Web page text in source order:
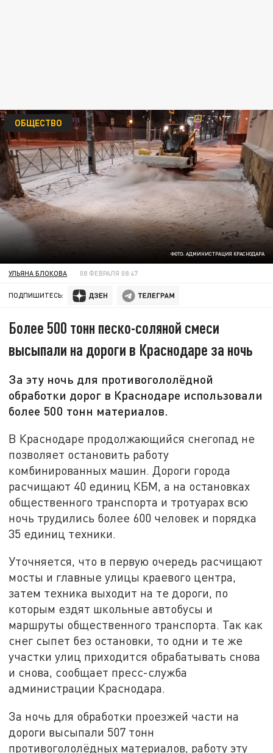
ФОТО: АДМИНИСТРАЦИЯ КРАСНОДАРА
ОБЩЕСТВО
УЛЬЯНА БЛОКОВА 08 ФЕВРАЛЯ 08:47
ПОДПИШИТЕСЬ:
Более 500 тонн песко-соляной смеси
высыпали на дороги в Краснодаре за ночь
За эту ночь для противогололёдной
обработки дорог в Краснодаре использовали
более 500 тонн материалов.
В Краснодаре продолжающийся снегопад не
позволяет остановить работу
комбинированных машин. Дороги города
расчищают 40 единиц КБМ, а на остановках
общественного транспорта и тротуарах всю
ночь трудились более 600 человек и порядка
35 единиц техники.
Уточняется, что в первую очередь расчищают
мосты и главные улицы краевого центра,
затем техника выходит на те дороги, по
которым ездят школьные автобусы и
маршруты общественного транспорта. Так как
снег сыпет без остановки, то одни и те же
участки улиц приходится обрабатывать снова
и снова, сообщает пресс-служба
администрации Краснодара.
За ночь для обработки проезжей части на
дороги высыпали 507 тонн
противогололёдных материалов, работу эту